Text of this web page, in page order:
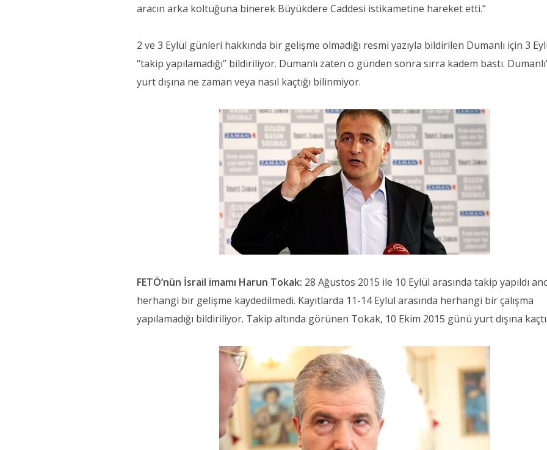
aracın arka koltuğuna binerek Büyükdere Caddesi istikametine hareket etti.”
2 ve 3 Eylül günleri hakkında bir gelişme olmadığı resmi yazıyla bildirilen Dumanlı için 3
“takip yapılamadığı” bildiriliyor. Dumanlı zaten o günden sonra sırra kadem bastı.
yurt dışına ne zaman veya nasıl kaçtığı bilinmiyor.
FETÖ’nün İsrail imamı Harun Tokak: 28 Ağustos 2015 ile 10 Eylül arasında takip yapıldı
herhangi bir gelişme kaydedilmedi. Kayıtlarda 11-14 Eylül arasında herhangi bir çalışma
yapılamadığı bildiriliyor. Takip altında görünen Tokak, 10 Ekim 2015 günü yurt dışına